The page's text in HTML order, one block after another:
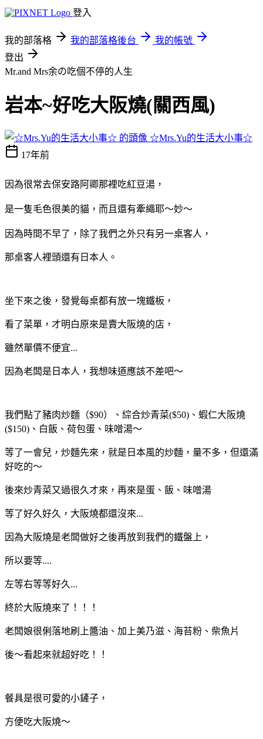
登入
我的部落格 我的部落格後台
我的帳號
登出
Mr.and Mrs余の吃個不停的人生
岩本~好吃大阪燒(關西風)
☆Mrs.Yu的生活大小事☆
17年前
因為很常去保安路阿卿那裡吃紅豆湯，
是一隻毛色很美的貓，而且還有牽繩耶～妙～
因為時間不早了，除了我們之外只有另一桌客人，
那桌客人裡頭還有日本人。
坐下來之後，發覺每桌都有放一塊鐵板，
看了菜單，才明白原來是賣大阪燒的店，
雖然單價不便宜...
因為老闆是日本人，我想味道應該不差吧～
我們點了豬肉炒麵（$90）、綜合炒青菜($50)、蝦仁大阪燒
($150)、白飯、荷包蛋、味噌湯～
等了一會兒，炒麵先來，就是日本風的炒麵，量不多，但還滿
好吃的～
後來炒青菜又過很久才來，再來是蛋、飯、味噌湯
等了好久好久，大阪燒都還沒來...
因為大阪燒是老闆做好之後再放到我們的鐵盤上，
所以要等....
左等右等等好久...
終於大阪燒來了！！！
老闆娘很俐落地刷上醬油、加上美乃滋、海苔粉、柴魚片
後～看起來就超好吃！！
餐具是很可愛的小鏟子，
方便吃大阪燒～